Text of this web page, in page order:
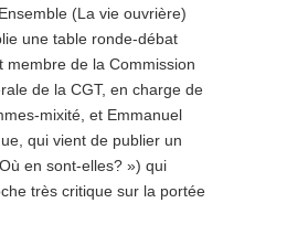
(La vie ouvrière)
une table ronde-débat
membre de la Commission
de la CGT, en charge de
mixité, et Emmanuel
qui vient de publier un
en sont-elles? ») qui
très critique sur la portée